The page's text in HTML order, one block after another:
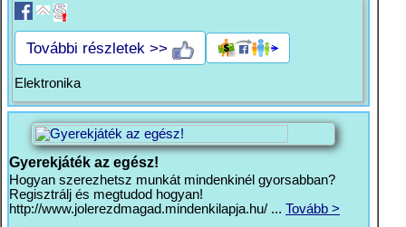
További részletek >>
Elektronika
Gyerekjáték az egész!
Hogyan szerezhetsz munkát mindenkinél gyorsabban?
Regisztrálj és megtudod hogyan!
http://www.jolerezdmagad.mindenkilapja.hu/ ... Tovább >